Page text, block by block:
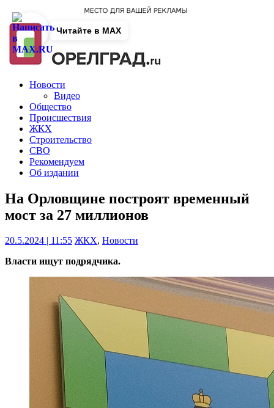
Новости
Видео
Общество
Происшествия
ЖКХ
Строительство
СВО
Рекомендуем
Об издании
На Орловщине построят временный
мост за 27 миллионов
20.5.2024 | 11:55 ЖКХ, Новости
Власти ищут подрядчика.
Читайте в MAX